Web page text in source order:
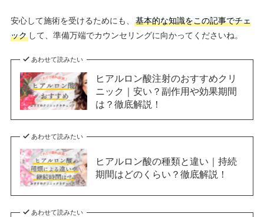
安心して施術を受けるためにも、
基本的な知識をこの記事でチェ
ックして、準備万端でカウンセリングに向かってくださいね。
あわせて読みたい
ヒアルロン酸注射のおすすめクリ
ニック｜安い？副作用や効果期間
は？徹底解説！
あわせて読みたい
ヒアルロン酸の種類と違い｜持続
期間はどのくらい？徹底解説！
あわせて読みたい